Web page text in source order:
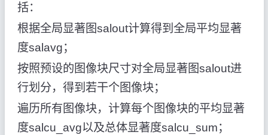
括：
根据全局显著图salout计算得到全局平均显著
度salavg；
按照预设的图像块尺寸对全局显著图salout进
行划分，得到若干个图像块；
遍历所有图像块，计算每个图像块的平均显著
度salcu_avg以及总体显著度salcu_sum；